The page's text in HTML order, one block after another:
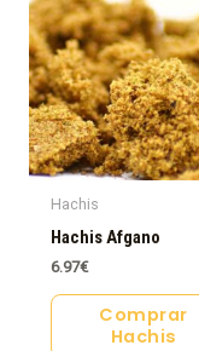
Hachis
Hachis Afgano
6.97€
Comprar
Hachis